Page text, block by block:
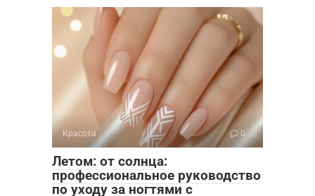
Красота 0
Летом: от солнца:
профессиональное руководство
по уходу за ногтями с